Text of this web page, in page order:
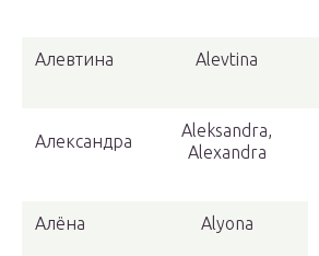
Алевтина Alevtina
Александра
Aleksandra,
Alexandra
Алёна Alyona